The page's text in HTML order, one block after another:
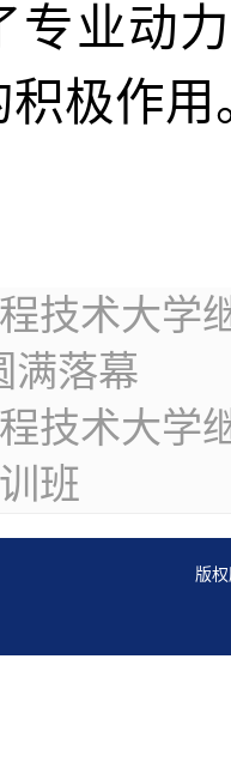
专业动
极作用
技术大学
满落幕
技术大学
班
版